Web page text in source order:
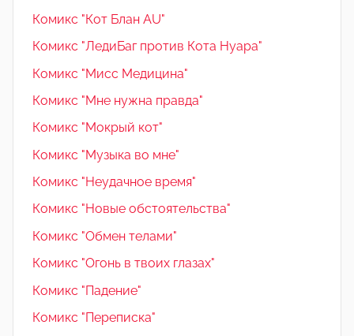
Комикс "Кот Блан AU"
Комикс "ЛедиБаг против Кота Нуара"
Комикс "Мисс Медицина"
Комикс "Мне нужна правда"
Комикс "Мокрый кот"
Комикс "Музыка во мне"
Комикс "Неудачное время"
Комикс "Новые обстоятельства"
Комикс "Обмен телами"
Комикс "Огонь в твоих глазах"
Комикс "Падение"
Комикс "Переписка"